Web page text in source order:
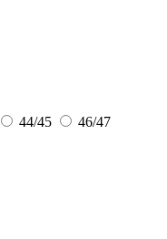
44/45
46/47